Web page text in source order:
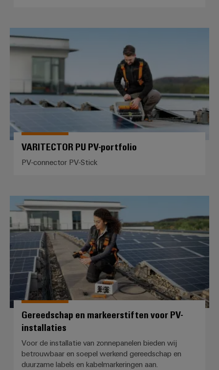
VARITECTOR PU PV-portfolio
PV-connector PV-Stick
Gereedschap en markeerstiften
Gereedschap en markeerstiften voor PV-
installaties
Voor de installatie van zonnepanelen bieden wij
betrouwbaar en soepel werkend gereedschap en
duurzame labels en kabelmarkeringen aan.